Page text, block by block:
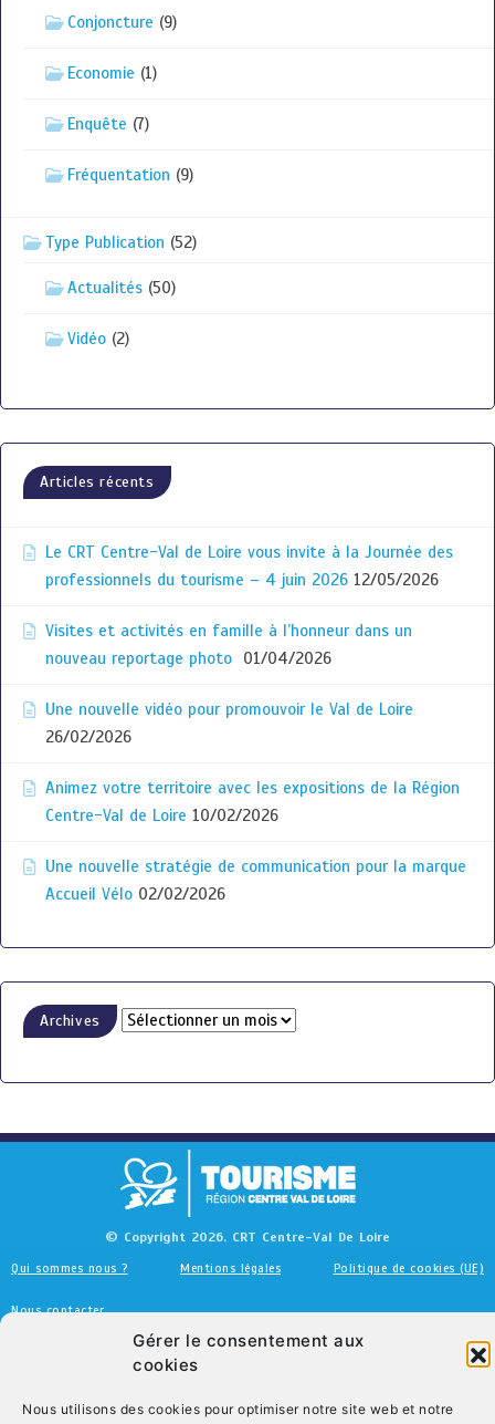
Gérer le consentement aux
cookies
Nous utilisons des cookies pour optimiser notre site web et notre
Conjoncture (9)
Economie (1)
Enquête (7)
Fréquentation (9)
Type Publication (52)
Actualités (50)
Vidéo (2)
Articles récents
Le CRT Centre-Val de Loire vous invite à la Journée des
professionnels du tourisme – 4 juin 2026 12/05/2026
Visites et activités en famille à l’honneur dans un
nouveau reportage photo
01/04/2026
Une nouvelle vidéo pour promouvoir le Val de Loire
26/02/2026
Animez votre territoire avec les expositions de la Région
Centre-Val de Loire 10/02/2026
Une nouvelle stratégie de communication pour la marque
Accueil Vélo 02/02/2026
Archives
© Copyright 2026. CRT Centre-Val De Loire
Qui sommes nous ? Mentions légales Politique de cookies (UE)
Nous contacter